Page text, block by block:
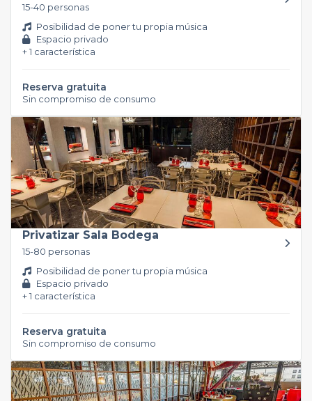
15-40 personas
Posibilidad de poner tu propia música
Espacio privado
+ 1 característica
Reserva gratuita
Sin compromiso de consumo
Privatizar Sala Bodega
15-80 personas
Posibilidad de poner tu propia música
Espacio privado
+ 1 característica
Reserva gratuita
Sin compromiso de consumo